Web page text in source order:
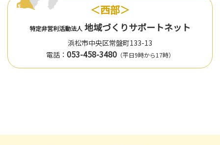
＜西部＞
特定非営利活動法人 地域づくりサポートネット
浜松市中央区常盤町133-13
電話： 053-458-3480（平日9時から17時）